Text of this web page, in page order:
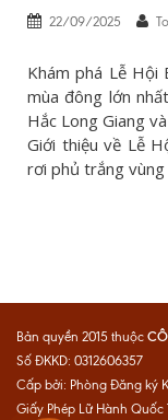
22/09/2025
Khám phá Lễ Hội
mùa đông lớn
Hắc Long Giang
Giới thiệu về Lễ
rơi phủ trắng
Bản quyền 2015 thuộc
Số ĐKKD: 0312606357
Cấp bởi: Phòng Đăng ký
Giấy Phép Lữ Hành Quốc